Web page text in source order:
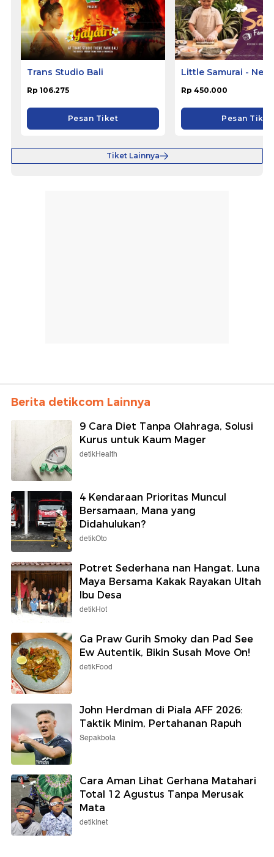
Trans Studio Bali
Rp 106.275
Pesan Tiket
Little Samurai -
Rp 450.000
Pesan Tiket
Tiket Lainnya
Berita detikcom Lainnya
9 Cara Diet Tanpa Olahraga, Solusi
Kurus untuk Kaum Mager
detikHealth
4 Kendaraan Prioritas Muncul
Bersamaan, Mana yang
Didahulukan?
detikOto
Potret Sederhana nan Hangat, Luna
Maya Bersama Kakak Rayakan Ultah
Ibu Desa
detikHot
Ga Praw Gurih Smoky dan Pad See
Ew Autentik, Bikin Susah Move On!
detikFood
John Herdman di Piala AFF 2026:
Taktik Minim, Pertahanan Rapuh
Sepakbola
Cara Aman Lihat Gerhana Matahari
Total 12 Agustus Tanpa Merusak
Mata
detikInet